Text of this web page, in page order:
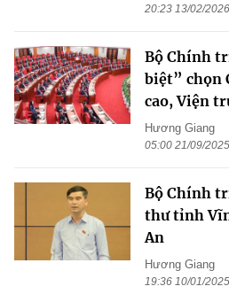
20:23 13/02/2026
Bộ Chính
biệt” chọn
cao, Viện
Hương Giang
05:00 21/09/2025
Bộ Chính
thư tỉnh
An
Hương Giang
19:36 10/01/2025